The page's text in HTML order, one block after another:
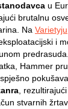
u
brutalnu
Na Varietyju
i
Hammer
pokušava
,
stvarnih